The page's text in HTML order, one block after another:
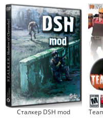
Сталкер DSH mod